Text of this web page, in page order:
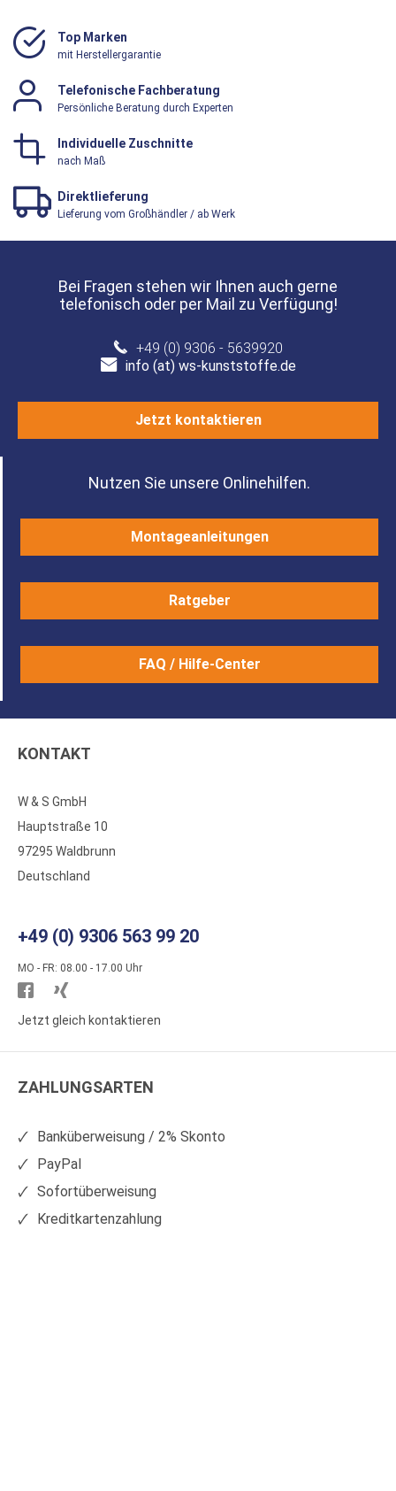
Top Marken
mit Herstellergarantie
Telefonische Fachberatung
Persönliche Beratung durch Experten
Individuelle Zuschnitte
nach Maß
Direktlieferung
Lieferung vom Großhändler / ab Werk
Bei Fragen stehen wir Ihnen auch gerne
telefonisch oder per Mail zu Verfügung!
+49 (0) 9306 - 5639920
info (at) ws-kunststoffe.de
Jetzt kontaktieren
Nutzen Sie unsere Onlinehilfen.
Montageanleitungen
Ratgeber
FAQ / Hilfe-Center
KONTAKT
W & S GmbH
Hauptstraße 10
97295 Waldbrunn
Deutschland
+49 (0) 9306 563 99 20
MO - FR: 08.00 - 17.00 Uhr
Besuchen
Sie
auf
Sie
auf
Jetzt gleich kontaktieren
ZAHLUNGSARTEN
Banküberweisung / 2% Skonto
PayPal
Sofortüberweisung
Kreditkartenzahlung